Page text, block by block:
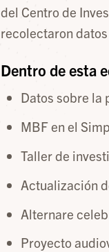
del Centro de
recolectaron
Dentro de esta
Datos sobre
MBF en el
Taller de
Actualización
Alternare
Proyecto